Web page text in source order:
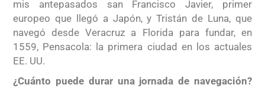
mis antepasados san Francisco Javier, primer
europeo que llegó a Japón, y Tristán de Luna, que
navegó desde Veracruz a Florida para fundar, en
1559, Pensacola: la primera ciudad en los actuales
EE. UU.
¿Cuánto puede durar una jornada de navegación?